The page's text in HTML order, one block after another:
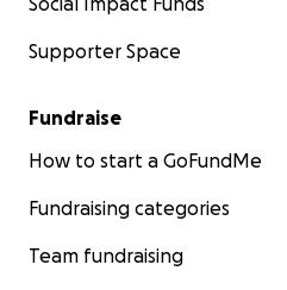
Supporter Space
Fundraise
How to start a GoFundMe
Fundraising categories
Team fundraising